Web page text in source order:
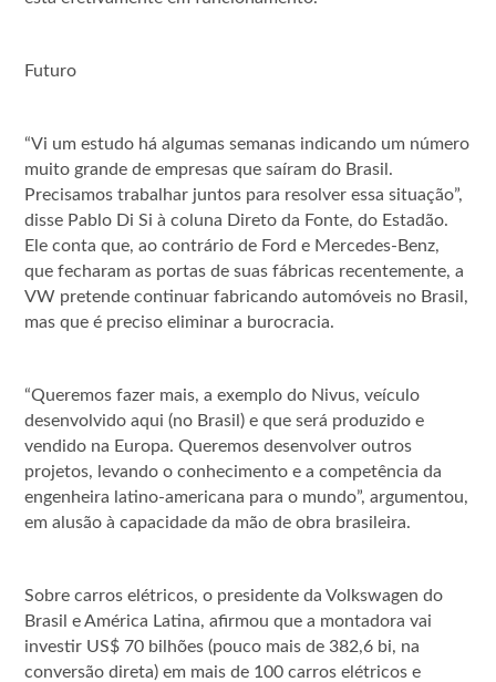
Futuro
“Vi um estudo há algumas semanas indicando um número
muito grande de empresas que saíram do Brasil.
Precisamos trabalhar juntos para resolver essa situação”,
disse Pablo Di Si à coluna Direto da Fonte, do Estadão.
Ele conta que, ao contrário de Ford e Mercedes-Benz,
que fecharam as portas de suas fábricas recentemente, a
VW pretende continuar fabricando automóveis no Brasil,
mas que é preciso eliminar a burocracia.
“Queremos fazer mais, a exemplo do Nivus, veículo
desenvolvido aqui (no Brasil) e que será produzido e
vendido na Europa. Queremos desenvolver outros
projetos, levando o conhecimento e a competência da
engenheira latino-americana para o mundo”, argumentou,
em alusão à capacidade da mão de obra brasileira.
Sobre carros elétricos, o presidente da Volkswagen do
Brasil e América Latina, afirmou que a montadora vai
investir US$ 70 bilhões (pouco mais de 382,6 bi, na
conversão direta) em mais de 100 carros elétricos e